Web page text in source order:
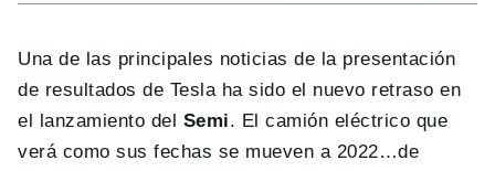
Una de las principales noticias de la presentación
de resultados de Tesla ha sido el nuevo retraso en
el lanzamiento del Semi. El camión eléctrico que
verá como sus fechas se mueven a 2022…de